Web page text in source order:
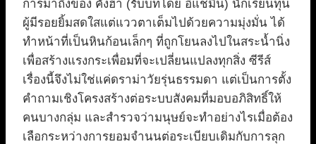
การมาถึงของ คังฮา (รับบทโดย อีแชมิน) นักเรียนทุน
ผู้มีรอยยิ้มสดใสแต่แววตาเต็มไปด้วยความมุ่งมั่น ได้
ทำหน้าที่เป็นหินก้อนเล็กๆ ที่ถูกโยนลงไปในสระน้ำนิ่ง
เพื่อสร้างแรงกระเพื่อมที่จะเปลี่ยนแปลงทุกสิ่ง ซีรีส์
เรื่องนี้จึงไม่ใช่แค่ดราม่าวัยรุ่นธรรมดา แต่เป็นการตั้ง
คำถามเชิงโครงสร้างต่อระบบสังคมที่มอบอภิสิทธิ์ให้
คนบางกลุ่ม และสำรวจว่ามนุษย์จะทำอย่างไรเมื่อต้อง
เลือกระหว่างการยอมจำนนต่อระเบียบเดิมกับการลุก